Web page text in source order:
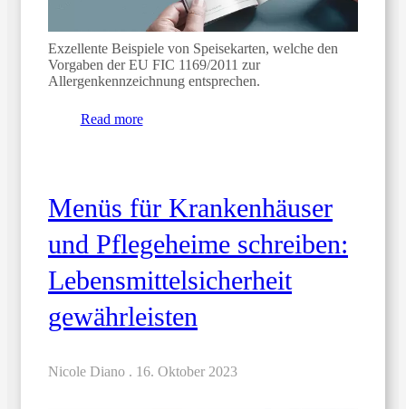
Exzellente Beispiele von Speisekarten, welche den
Vorgaben der EU FIC 1169/2011 zur
Allergenkennzeichnung entsprechen.
Read more
Menüs für Krankenhäuser
und Pflegeheime schreiben:
Lebensmittelsicherheit
gewährleisten
Nicole Diano . 16. Oktober 2023